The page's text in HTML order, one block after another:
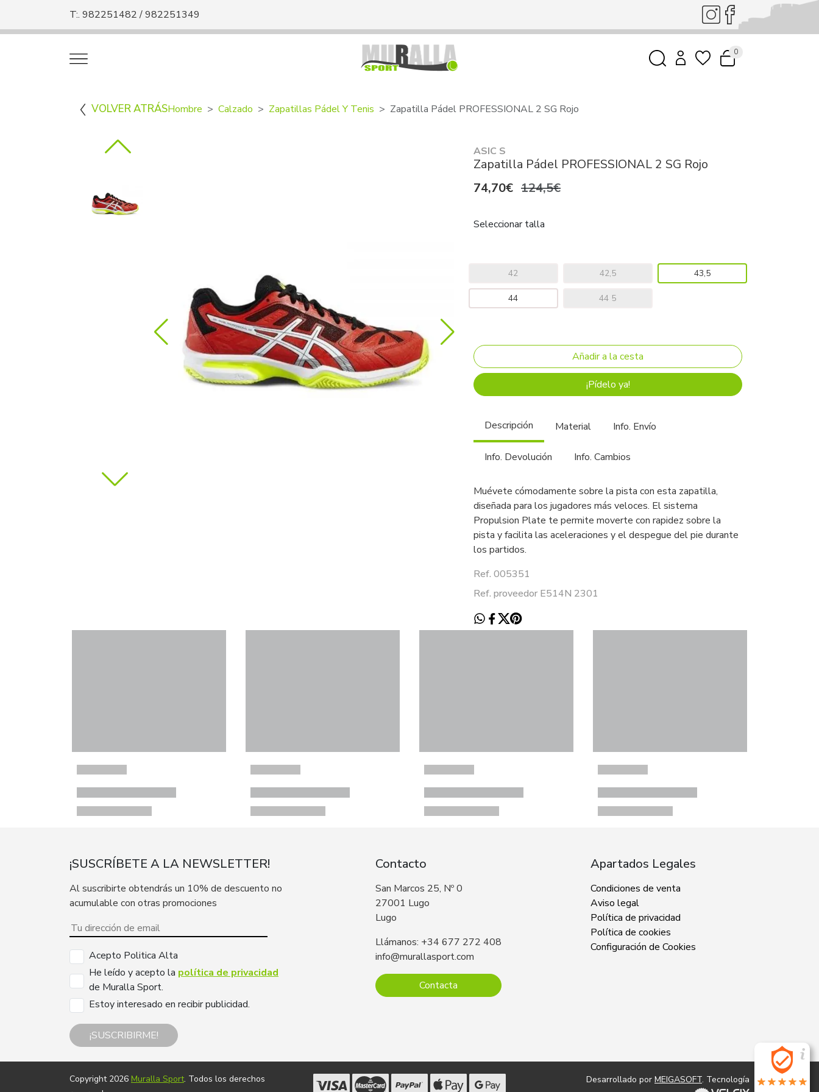
T:. 982251482 / 982251349
0
VOLVER ATRÁSHombre Calzado Zapatillas Pádel Y Tenis Zapatilla Pádel PROFESSIONAL 2 SG Rojo
ASIC S
Zapatilla Pádel PROFESSIONAL 2 SG Rojo
74,70€ 124,5€
Seleccionar talla
42 42,5 43,5
44 44 5
¡Pídelo ya!
Descripción Material Info. Envío
Info. Devolución Info. Cambios
Muévete cómodamente sobre la pista con esta zapatilla,
diseñada para los jugadores más veloces. El sistema
Propulsion Plate te permite moverte con rapidez sobre la
pista y facilita las aceleraciones y el despegue del pie durante
los partidos.
Ref. 005351
Ref. proveedor E514N 2301
¡SUSCRÍBETE A LA NEWSLETTER!
Al suscribirte obtendrás un 10% de descuento no
acumulable con otras promociones
Acepto Politica Alta
He leído y acepto la política de privacidad
de Muralla Sport.
Estoy interesado en recibir publicidad.
¡SUSCRIBIRME!
Contacto
San Marcos 25, Nº 0
27001 Lugo
Lugo
Llámanos: +34 677 272 408
info@murallasport.com
Contacta
Apartados Legales
Condiciones de venta
Aviso legal
Política de privacidad
Política de cookies
Configuración de Cookies
Copyright 2026 Muralla Sport. Todos los derechos
Desarrollado por MEIGASOFT. Tecnología